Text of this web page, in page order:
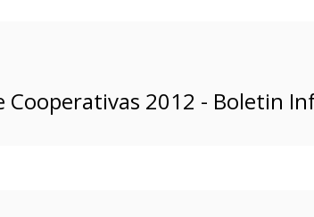
Cooperativas 2012 - Boletin